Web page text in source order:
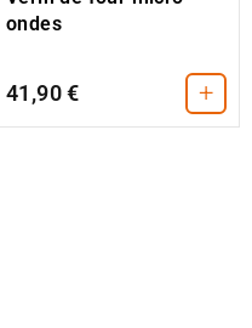
ondes
41,90 € +